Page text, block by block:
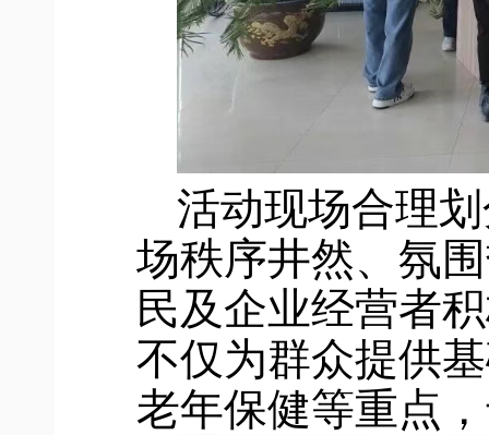
活动现场合理
场秩序井然、氛
民及企业经营者
不仅为群众提供
老年保健等重点